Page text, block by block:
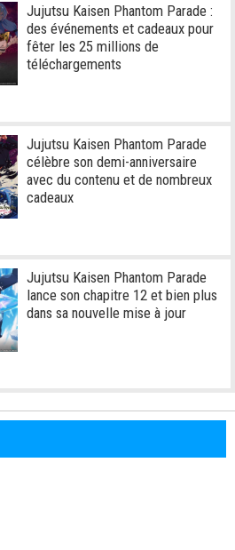
Jujutsu Kaisen Phantom Parade :
des événements et cadeaux pour
fêter les 25 millions de
téléchargements
Jujutsu Kaisen Phantom Parade
célèbre son demi-anniversaire
avec du contenu et de nombreux
cadeaux
Jujutsu Kaisen Phantom Parade
lance son chapitre 12 et bien plus
dans sa nouvelle mise à jour